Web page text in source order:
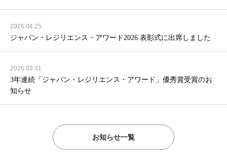
2026.04.25
ジャパン・レジリエンス・アワード2026 表彰式に出席しました
2026.03.31
3年連続「ジャパン・レジリエンス・アワード」優秀賞受賞のお
知らせ
お知らせ一覧